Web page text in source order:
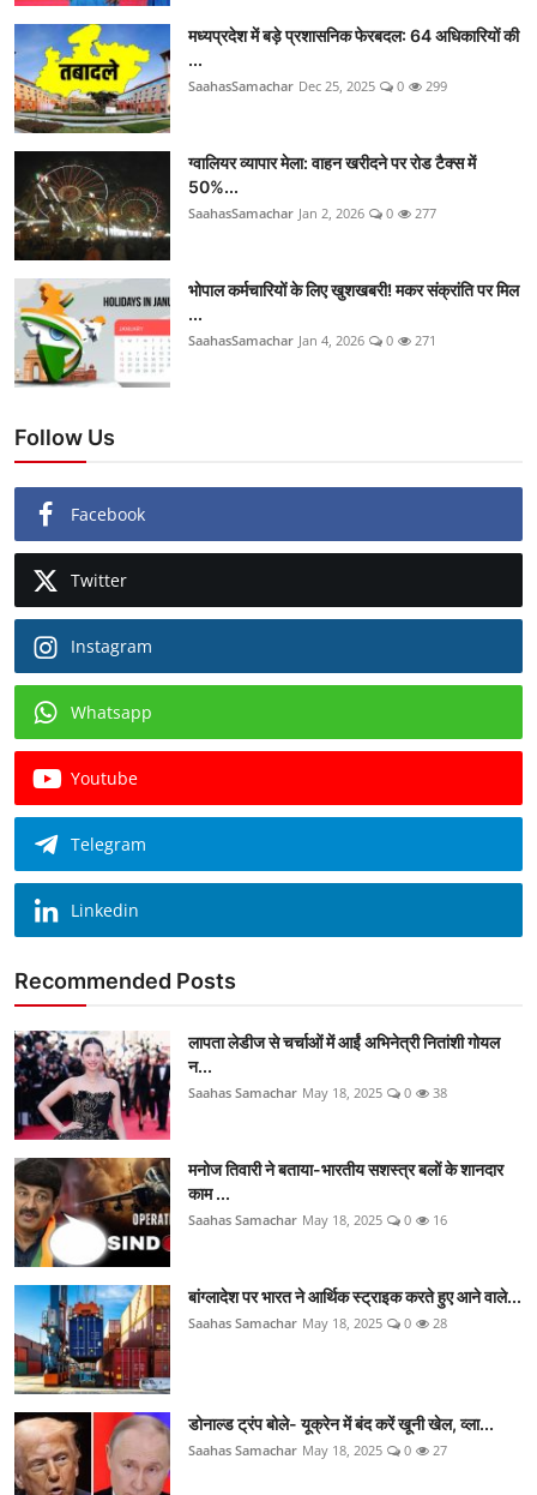
मध्यप्रदेश में बड़े प्रशासनिक फेरबदल: 64 अधिकारियों की
...
SaahasSamachar Dec 25, 2025 0 299
ग्वालियर व्यापार मेला: वाहन खरीदने पर रोड टैक्स में
50%...
SaahasSamachar Jan 2, 2026 0 277
भोपाल कर्मचारियों के लिए खुशखबरी! मकर संक्रांति पर मिल
...
SaahasSamachar Jan 4, 2026 0 271
Follow Us
Facebook
Twitter
Instagram
Whatsapp
Youtube
Telegram
Linkedin
Recommended Posts
लापता लेडीज से चर्चाओं में आईं अभिनेत्री नितांशी गोयल
न...
Saahas Samachar May 18, 2025 0 38
मनोज तिवारी ने बताया-भारतीय सशस्त्र बलों के शानदार
काम ...
Saahas Samachar May 18, 2025 0 16
बांग्लादेश पर भारत ने आर्थिक स्ट्राइक करते हुए आने वाले...
Saahas Samachar May 18, 2025 0 28
डोनाल्ड ट्रंप बोले- यूक्रेन में बंद करें खूनी खेल, व्ला...
Saahas Samachar May 18, 2025 0 27